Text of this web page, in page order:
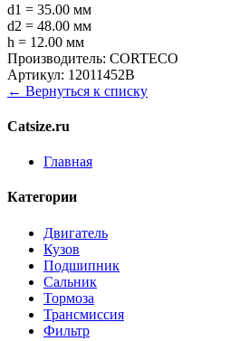
d1 = 35.00 мм
d2 = 48.00 мм
h = 12.00 мм
Производитель: CORTECO
Артикул: 12011452B
← Вернуться к списку
Catsize.ru
Главная
Категории
Двигатель
Кузов
Подшипник
Сальник
Тормоза
Трансмиссия
Фильтр